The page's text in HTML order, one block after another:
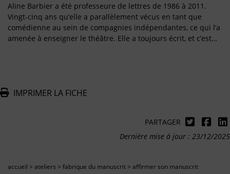
Aline Barbier a été professeure de lettres de 1986 à 2011.
Vingt-cinq ans qu’elle a parallèlement vécus en tant que
comédienne au sein de compagnies indépendantes, ce qui l’a
amenée à enseigner le théâtre. Elle a toujours écrit, et c’est…
IMPRIMER LA FICHE
PARTAGER
Dernière mise à jour : 23/12/2025
accueil > ateliers > fabrique du manuscrit> affirmer son manuscrit